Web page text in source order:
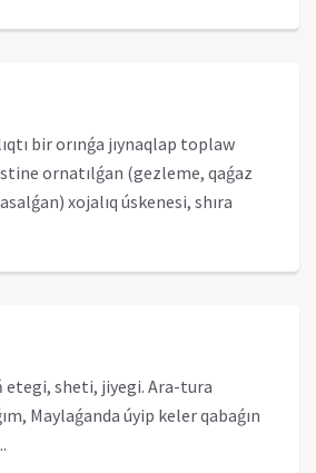
bir orınǵa jıynaqlap toplaw
ornatılǵan (gezleme, qaǵaz
xojalıq úskenesi, shıra
etegi, sheti, jiyegi. Ara-tura
Maylaǵanda úyip keler qabaǵın